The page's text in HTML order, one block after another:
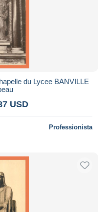
du Lycee BANVILLE
USD
Professionista